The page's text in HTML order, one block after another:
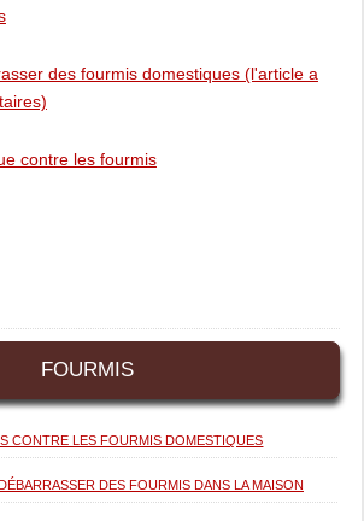
des fourmis domestiques (l'article a
contre les fourmis
FOURMIS
CONTRE LES FOURMIS DOMESTIQUES
DES FOURMIS DANS LA MAISON